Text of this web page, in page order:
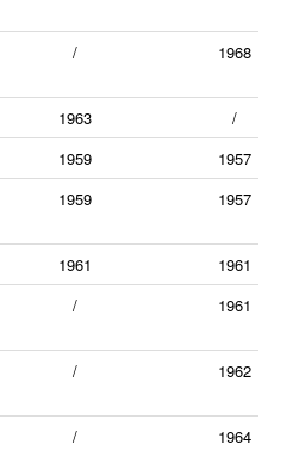
/ 1968
1963
/
1959
1957
1959 1957
1961
1961
/ 1961
/ 1962
/ 1964